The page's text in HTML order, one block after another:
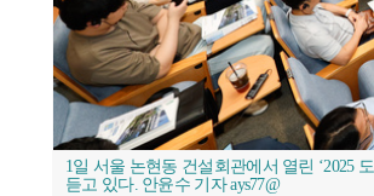
1일 서울 논현동 건설회관에서 열린 ‘2025
듣고 있다. 안윤수 기자 ays77@